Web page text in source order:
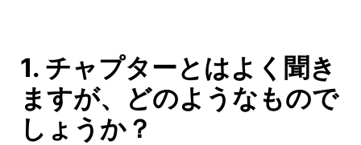
1. チャプターとはよく聞き
ますが、どのようなもので
しょうか？